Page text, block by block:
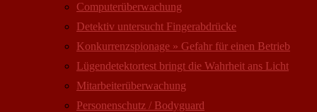
Computer­überwachung
Detektiv untersucht Fingerabdrücke
Konkurrenzspionage » Gefahr für einen Betrieb
Lügendetektortest bringt die Wahrheit ans Licht
Mitarbeiter­überwachung
Personenschutz / Bodyguard